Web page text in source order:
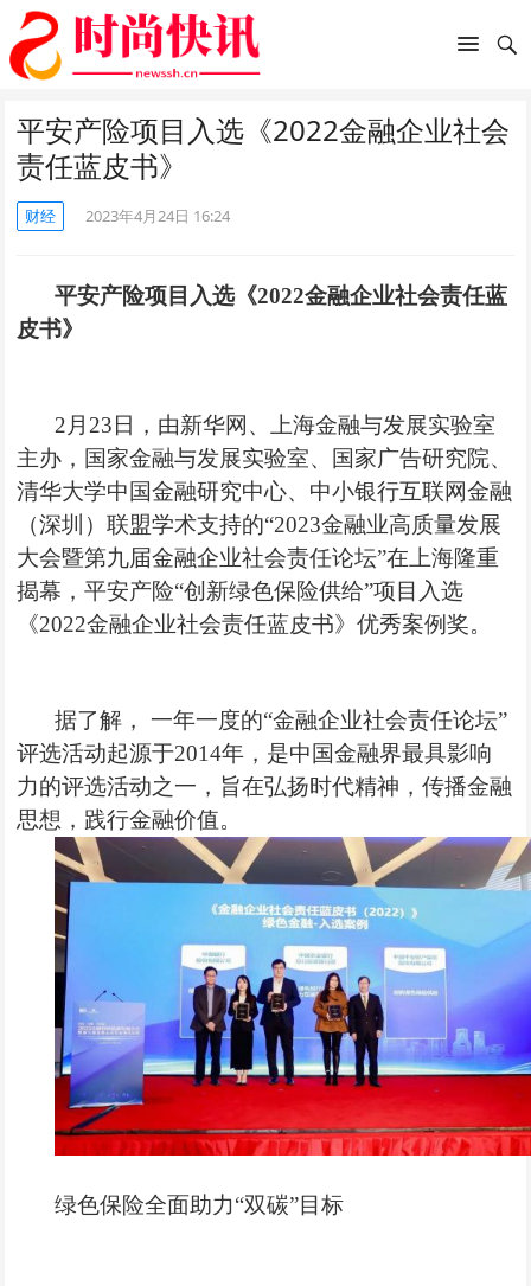
平安产险项目入选《2022金融企业社会
责任蓝皮书》
财经 2023年4月24日 16:24
平安产险项目入选《2022金融企业社会责任蓝
皮书》
2月23日，由新华网、上海金融与发展实验室
主办，国家金融与发展实验室、国家广告研究院、
清华大学中国金融研究中心、中小银行互联网金融
（深圳）联盟学术支持的“2023金融业高质量发展
大会暨第九届金融企业社会责任论坛”在上海隆重
揭幕，平安产险“创新绿色保险供给”项目入选
《2022金融企业社会责任蓝皮书》优秀案例奖。
据了解，
一年一度的“金融企业社会责任论坛”
评选活动起源于2014年，是中国金融界最具影响
力的评选活动之一，旨在弘扬时代精神，传播金融
思想， 践行金融价值。
绿色保险全面助力“双碳”目标